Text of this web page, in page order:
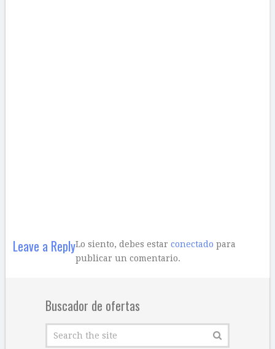
Leave a ReplyLo siento, debes estar conectado para
publicar un comentario.
Buscador de ofertas